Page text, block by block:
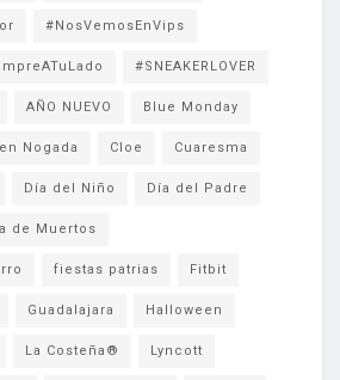
#NosVemosEnVips
#SNEAKERLOVER
AÑO NUEVO Blue Monday
Nogada Cloe Cuaresma
Día del Niño Día del Padre
de Muertos
fiestas patrias Fitbit
Guadalajara Halloween
La Costeña® Lyncott